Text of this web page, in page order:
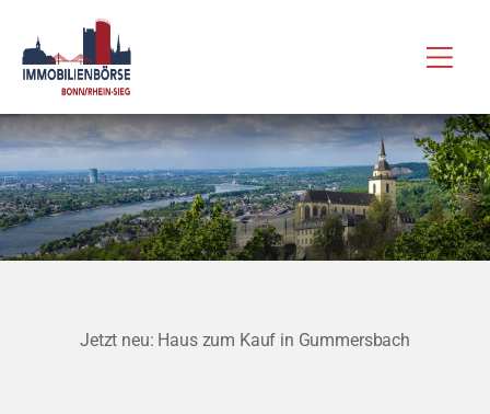
Inhalt
springen
Jetzt neu: Haus zum Kauf in Gummersbach